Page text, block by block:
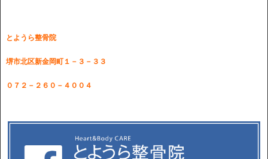
とようら整骨院
堺市北区新金岡町１－３－３３
０７２－２６０－４００４